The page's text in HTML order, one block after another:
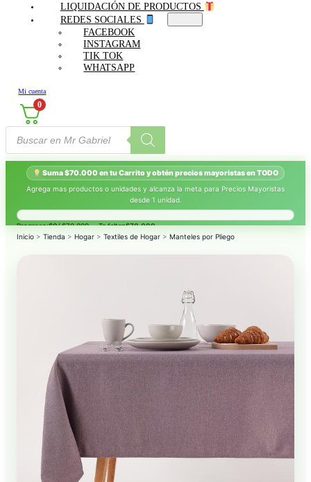
LIQUIDACIÓN DE PRODUCTOS
REDES SOCIALES
FACEBOOK
INSTAGRAM
TIK TOK
WHATSAPP
Mi cuenta
0
Búsqueda
productos
Suma $70.000 en tu Carrito y obtén precios mayoristas en TODO
Agrega mas productos o unidades y alcanza la meta para Precios Mayoristas
desde 1 unidad.
Progreso:$0/ $70.000 — Te faltan$70.000.
Inicio > Tienda > Hogar > Textiles de Hogar > Manteles por Pliego